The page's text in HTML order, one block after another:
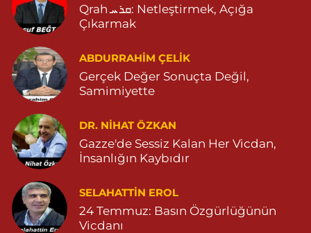
Qrah ܩܪܚ: Netleştirmek, Açığa
Çıkarmak
ABDURRAHIM ÇELİK
Gerçek Değer Sonuçta Değil,
Samimiyette
DR. NIHAT ÖZKAN
Gazze'de Sessiz Kalan Her Vicdan,
İnsanlığın Kaybıdır
SELAHATTIN EROL
24 Temmuz: Basın Özgürlüğünün
Vicdanı